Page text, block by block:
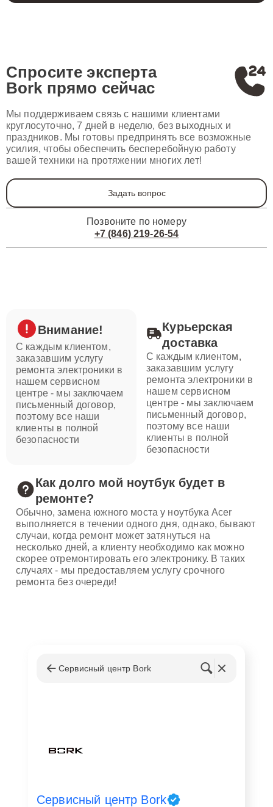
Спросите эксперта
Bork прямо сейчас
Мы поддерживаем связь с нашими клиентами
круглосуточно, 7 дней в неделю, без выходных и
праздников. Мы готовы предпринять все возможные
усилия, чтобы обеспечить бесперебойную работу
вашей техники на протяжении многих лет!
Задать вопрос
Позвоните по номеру
+7 (846) 219-26-54
Внимание!
С каждым клиентом,
заказавшим услугу
ремонта электроники в
нашем сервисном
центре - мы заключаем
письменный договор,
поэтому все наши
клиенты в полной
безопасности
Курьерская
доставка
С каждым клиентом,
заказавшим услугу
ремонта электроники в
нашем сервисном
центре - мы заключаем
письменный договор,
поэтому все наши
клиенты в полной
безопасности
Как долго мой ноутбук будет в
ремонте?
Обычно, замена южного моста у ноутбука Acer
выполняется в течении одного дня, однако, бывают
случаи, когда ремонт может затянуться на
несколько дней, а клиенту необходимо как можно
скорее отремонтировать его электронику. В таких
случаях - мы предоставляем услугу срочного
ремонта без очереди!
Сервисный центр Bork
Сервисный центр Bork